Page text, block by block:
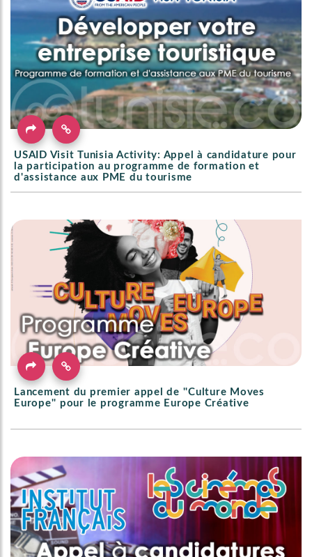
USAID Visit Tunisia Activity: Appel à candidature pour
la participation au programme de formation et
d'assistance aux PME du tourisme
Lancement du premier appel de ''Culture Moves
Europe'' pour le programme Europe Créative